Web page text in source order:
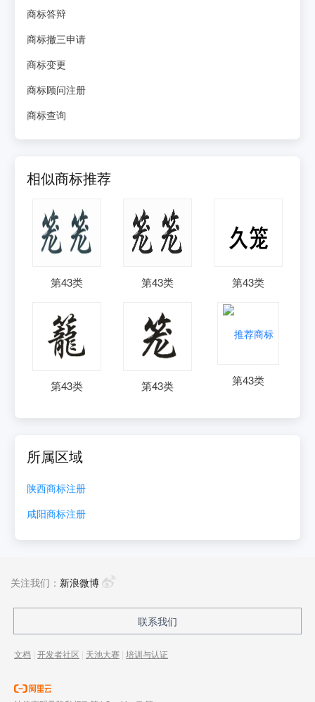
商标答辩
商标撤三申请
商标变更
商标顾问注册
商标查询
相似商标推荐
第43类 第43类 第43类
第43类 第43类 第43类
所属区域
陕西商标注册
咸阳商标注册